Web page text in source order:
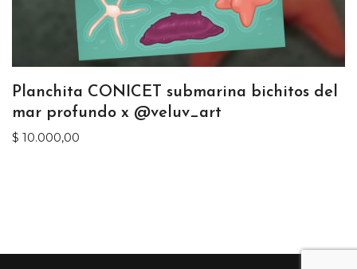
Planchita CONICET submarina bichitos del
mar profundo x @veluv_art
$ 10.000,00